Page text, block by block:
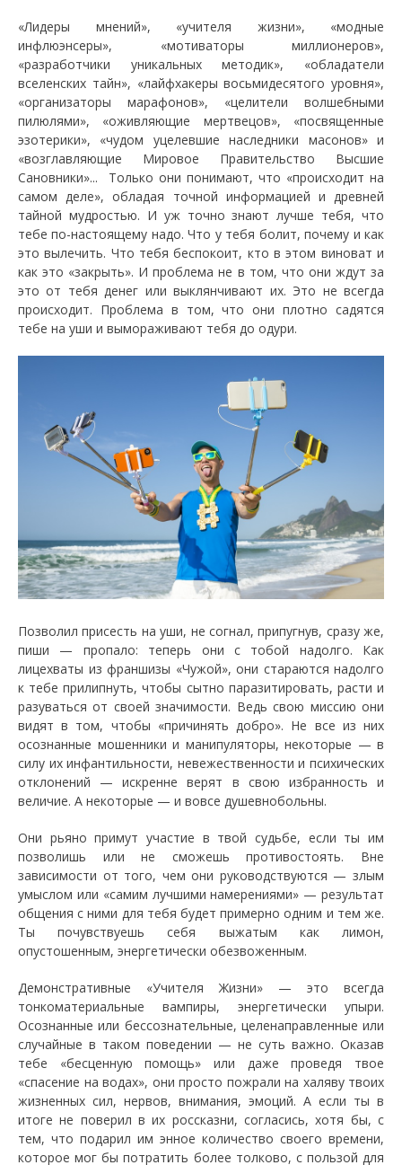
«Лидеры мнений», «учителя жизни», «модные
инфлюэнсеры», «мотиваторы миллионеров»,
«разработчики уникальных методик», «обладатели
вселенских тайн», «лайфхакеры восьмидесятого уровня»,
«организаторы марафонов», «целители волшебными
пилюлями», «оживляющие мертвецов», «посвященные
эзотерики», «чудом уцелевшие наследники масонов» и
«возглавляющие Мировое Правительство Высшие
Сановники»... Только они понимают, что «происходит на
самом деле», обладая точной информацией и древней
тайной мудростью. И уж точно знают лучше тебя, что
тебе по-настоящему надо. Что у тебя болит, почему и как
это вылечить. Что тебя беспокоит, кто в этом виноват и
как это «закрыть». И проблема не в том, что они ждут за
это от тебя денег или выклянчивают их. Это не всегда
происходит. Проблема в том, что они плотно садятся
тебе на уши и вымораживают тебя до одури.
Позволил присесть на уши, не согнал, припугнув, сразу же,
пиши — пропало: теперь они с тобой надолго. Как
лицехваты из франшизы «Чужой», они стараются надолго
к тебе прилипнуть, чтобы сытно паразитировать, расти и
разуваться от своей значимости. Ведь свою миссию они
видят в том, чтобы «причинять добро». Не все из них
осознанные мошенники и манипуляторы, некоторые — в
силу их инфантильности, невежественности и психических
отклонений — искренне верят в свою избранность и
величие. А некоторые — и вовсе душевнобольны.
Они рьяно примут участие в твой судьбе, если ты им
позволишь или не сможешь противостоять. Вне
зависимости от того, чем они руководствуются — злым
умыслом или «самим лучшими намерениями» — результат
общения с ними для тебя будет примерно одним и тем же.
Ты почувствуешь себя выжатым как лимон,
опустошенным, энергетически обезвоженным.
Демонстративные «Учителя Жизни» — это всегда
тонкоматериальные вампиры, энергетически упыри.
Осознанные или бессознательные, целенаправленные или
случайные в таком поведении — не суть важно. Оказав
тебе «бесценную помощь» или даже проведя твое
«спасение на водах», они просто пожрали на халяву твоих
жизненных сил, нервов, внимания, эмоций. А если ты в
итоге не поверил в их россказни, согласись, хотя бы, с
тем, что подарил им энное количество своего времени,
которое мог бы потратить более толково, с пользой для